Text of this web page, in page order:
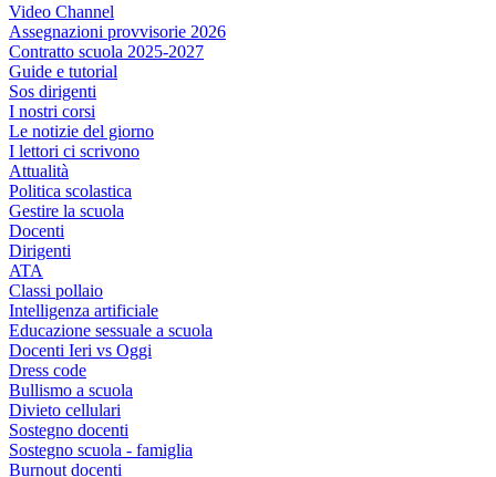
Video Channel
Assegnazioni provvisorie 2026
Contratto scuola 2025-2027
Guide e tutorial
Sos dirigenti
I nostri corsi
Le notizie del giorno
I lettori ci scrivono
Attualità
Politica scolastica
Gestire la scuola
Docenti
Dirigenti
ATA
Classi pollaio
Intelligenza artificiale
Educazione sessuale a scuola
Docenti Ieri vs Oggi
Dress code
Bullismo a scuola
Divieto cellulari
Sostegno docenti
Sostegno scuola - famiglia
Burnout docenti